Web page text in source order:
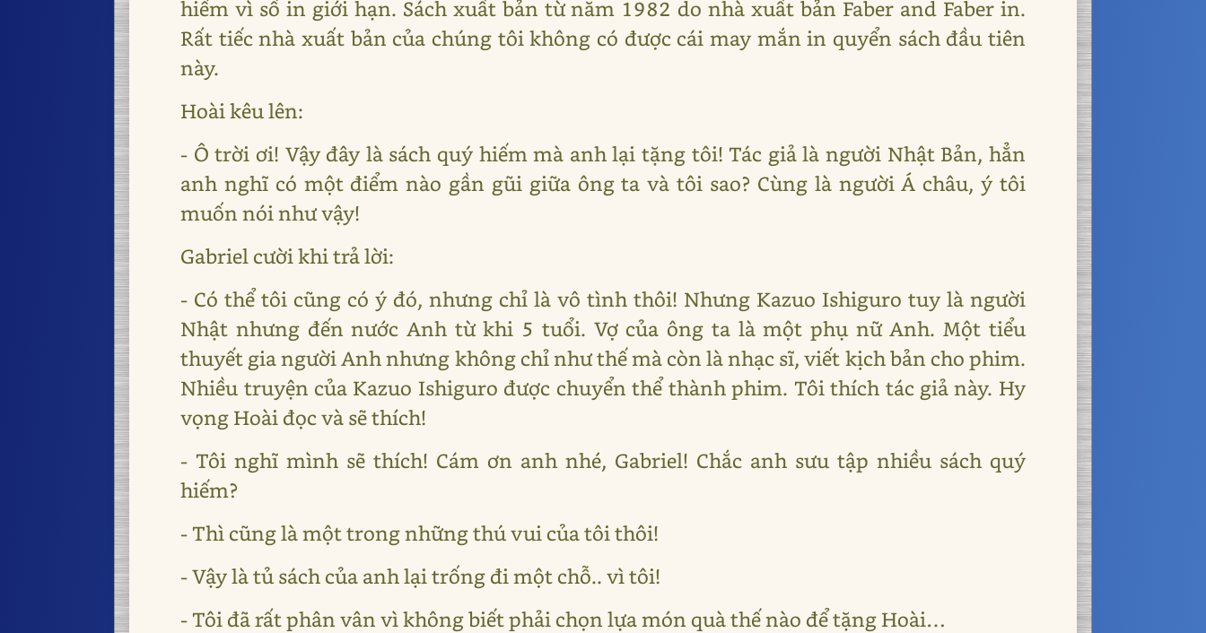
hiếm vì số in giới hạn. Sách xuất bản từ năm 1982 do nhà xuất bản Faber and Faber in.
Rất tiếc nhà xuất bản của chúng tôi không có được cái may mắn in quyển sách đầu tiên
này.
Hoài kêu lên:
- Ô trời ơi! Vậy đây là sách quý hiếm mà anh lại tặng tôi! Tác giả là người Nhật Bản, hẳn
anh nghĩ có một điểm nào gần gũi giữa ông ta và tôi sao? Cùng là người Á châu, ý tôi
muốn nói như vậy!
Gabriel cười khi trả lời:
- Có thể tôi cũng có ý đó, nhưng chỉ là vô tình thôi! Nhưng Kazuo Ishiguro tuy là người
Nhật nhưng đến nước Anh từ khi 5 tuổi. Vợ của ông ta là một phụ nữ Anh. Một tiểu
thuyết gia người Anh nhưng không chỉ như thế mà còn là nhạc sĩ, viết kịch bản cho phim.
Nhiều truyện của Kazuo Ishiguro được chuyển thể thành phim. Tôi thích tác giả này. Hy
vọng Hoài đọc và sẽ thích!
- Tôi nghĩ mình sẽ thích! Cám ơn anh nhé, Gabriel! Chắc anh sưu tập nhiều sách quý
hiếm?
- Thì cũng là một trong những thú vui của tôi thôi!
- Vậy là tủ sách của anh lại trống đi một chỗ.. vì tôi!
- Tôi đã rất phân vân vì không biết phải chọn lựa món quà thế nào để tặng Hoài…